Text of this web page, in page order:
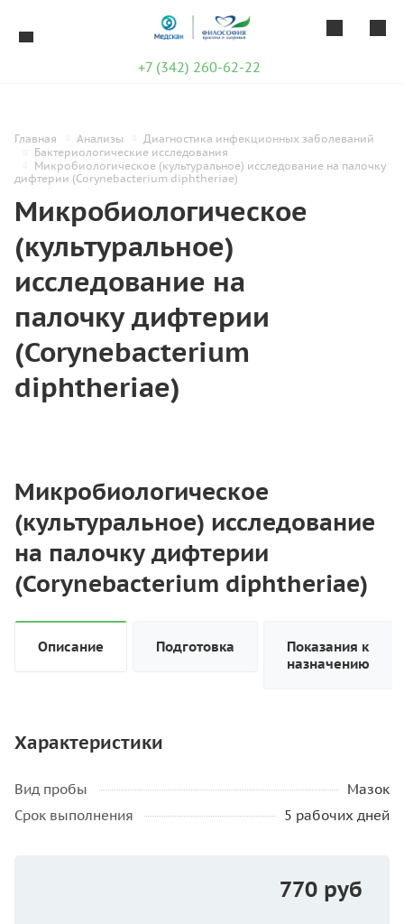
+7 (342) 260-62-22
Главная Анализы
Диагностика инфекционных заболеваний
Бактериологические исследования
Микробиологическое (культуральное) исследование на палочку
дифтерии (Corynebacterium diphtheriae)
Микробиологическое
(культуральное)
исследование на
палочку дифтерии
(Corynebacterium
diphtheriae)
Микробиологическое
(культуральное) исследование
на палочку дифтерии
(Corynebacterium diphtheriae)
Описание Подготовка
Показания к
назначению
Характеристики
Вид пробы
Мазок
Срок выполнения
5 рабочих дней
770 руб